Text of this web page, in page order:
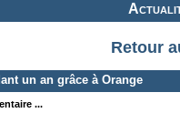
Retour
un an grâce à Orange
...